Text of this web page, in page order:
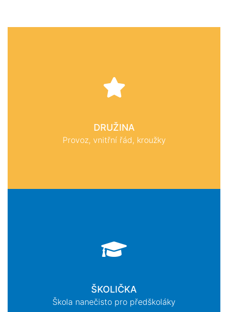
DRUŽINA
Provoz, vnitřní řád, kroužky
ŠKOLIČKA
Škola nanečisto pro předškoláky